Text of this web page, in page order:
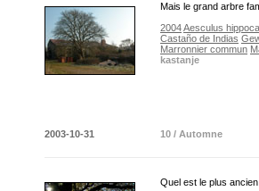
Mais le grand arbre
2004Aesculus
Castaño de Indias
Marronnier commun
kastanje
2003-10-31
10 / Automne
Quel est le plus